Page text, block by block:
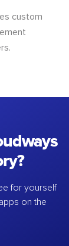
custom
for yourself
on the